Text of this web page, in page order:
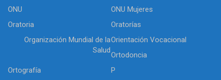
ONU
ONU Mujeres
Oratoria
Oratorías
Organización Mundial de la
Salud
Orientación Vocacional
Ortodoncia
Ortografía
P